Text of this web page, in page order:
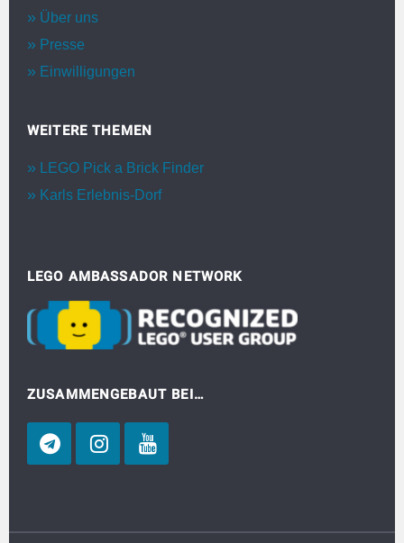
Über uns
Presse
Einwilligungen
WEITERE THEMEN
LEGO Pick a Brick Finder
Karls Erlebnis-Dorf
LEGO AMBASSADOR NETWORK
ZUSAMMENGEBAUT BEI…